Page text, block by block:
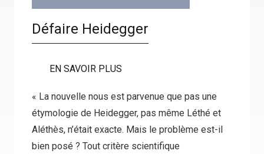
Défaire Heidegger
EN SAVOIR PLUS
« La nouvelle nous est parvenue que pas une
étymologie de Heidegger, pas même Léthé et
Aléthès, n’était exacte. Mais le problème est-il
bien posé ? Tout critère scientifique